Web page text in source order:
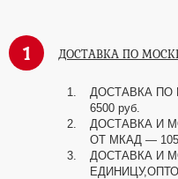
1 ДОСТАВКА ПО
ДОСТАВКА ПО
6500 руб.
ДОСТАВКА И
ОТ МКАД —
ДОСТАВКА И